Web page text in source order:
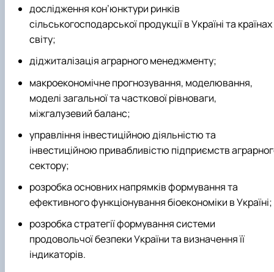
дослідження кон’юнктури ринків
сільськогосподарської продукції в Україні та країнах
світу;
діджиталізація аграрного менеджменту;
макроекономічне прогнозування, моделювання,
моделі загальної та часткової рівноваги,
міжгалузевий баланс;
управління інвестиційною діяльністю та
інвестиційною привабливістю підприємств
сектору;
розробка основних напрямків формування та
ефективного функціонування біоекономіки в Україні;
розробка стратегії формування системи
продовольчої безпеки України та визначення її
індикаторів.